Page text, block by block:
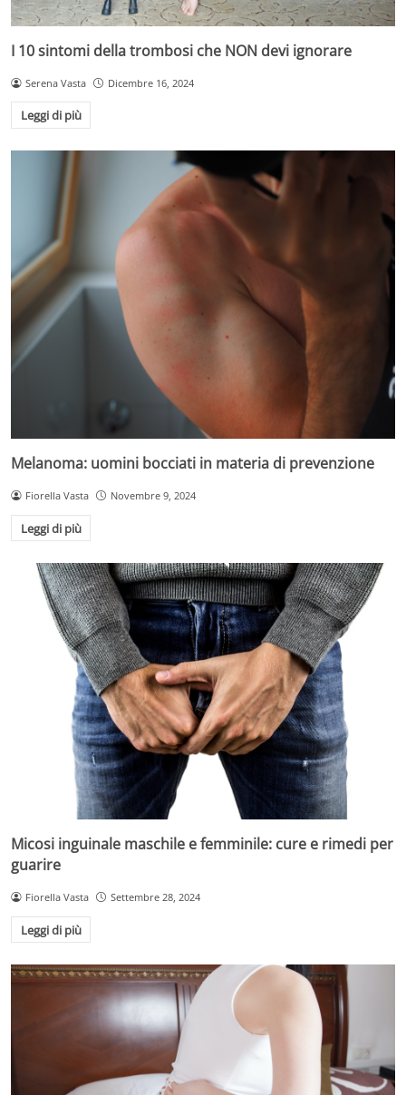
I 10 sintomi della trombosi che NON devi ignorare
Serena Vasta Dicembre 16, 2024
Leggi di più
Melanoma: uomini bocciati in materia di prevenzione
Fiorella Vasta Novembre 9, 2024
Leggi di più
Micosi inguinale maschile e femminile: cure e rimedi per
guarire
Fiorella Vasta Settembre 28, 2024
Leggi di più